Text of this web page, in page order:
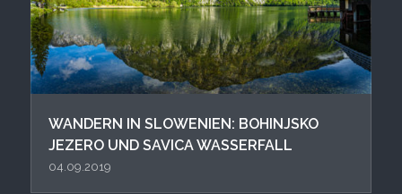
WANDERN IN SLOWENIEN: BOHINJSKO
JEZERO UND SAVICA WASSERFALL
04.09.2019